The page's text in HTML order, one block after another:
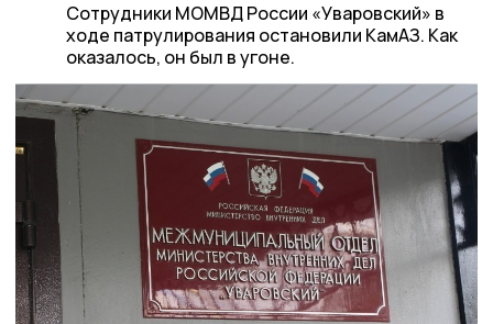
Сотрудники МОМВД России «Уваровский» в
ходе патрулирования остановили КамАЗ. Как
оказалось, он был в угоне.